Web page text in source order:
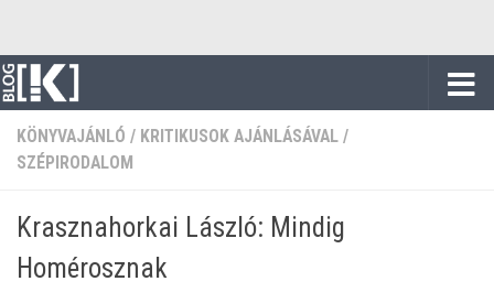
KÖNYVAJÁNLÓ / KRITIKUSOK AJÁNLÁSÁVAL /
SZÉPIRODALOM
Krasznahorkai László: Mindig
Homérosznak